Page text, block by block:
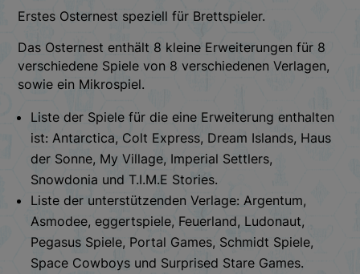
Erstes Osternest speziell für Brettspieler.
Das Osternest enthält 8 kleine Erweiterungen für 8
verschiedene Spiele von 8 verschiedenen Verlagen,
sowie ein Mikrospiel.
Liste der Spiele für die eine Erweiterung enthalten
ist: Antarctica, Colt Express, Dream Islands, Haus
der Sonne, My Village, Imperial Settlers,
Snowdonia und T.I.M.E Stories.
Liste der unterstützenden Verlage: Argentum,
Asmodee, eggertspiele, Feuerland, Ludonaut,
Pegasus Spiele, Portal Games, Schmidt Spiele,
Space Cowboys und Surprised Stare Games.